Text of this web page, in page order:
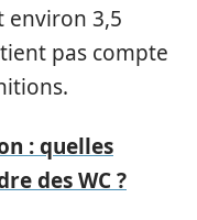
environ 3,5
pas compte
: quelles
des WC ?